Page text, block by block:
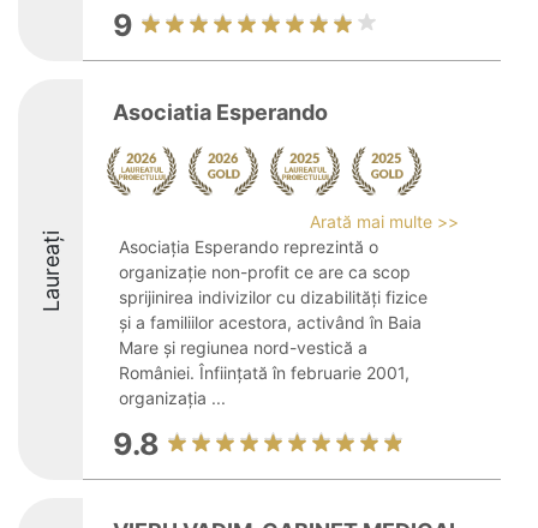
9
Laureați
Asociatia Esperando
Arată mai multe >>
Asociația Esperando reprezintă o
organizație non-profit ce are ca scop
sprijinirea indivizilor cu dizabilități fizice
și a familiilor acestora, activând în Baia
Mare și regiunea nord-vestică a
României. Înființată în februarie 2001,
organizația ...
9.8